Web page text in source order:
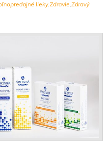
lieky,Zdravie,Zdravý